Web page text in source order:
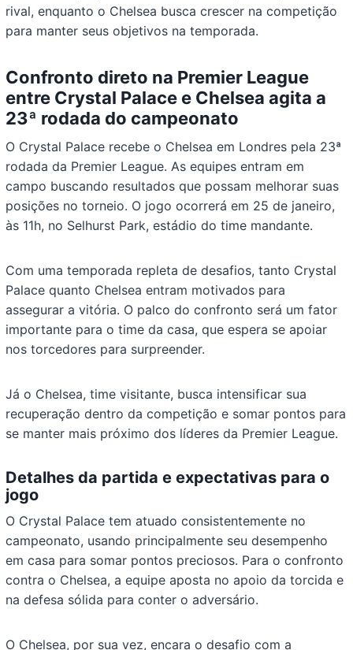
rival, enquanto o Chelsea busca crescer na competição
para manter seus objetivos na temporada.
Confronto direto na Premier League
entre Crystal Palace e Chelsea agita a
23ª rodada do campeonato
O Crystal Palace recebe o Chelsea em Londres pela 23ª
rodada da Premier League. As equipes entram em
campo buscando resultados que possam melhorar suas
posições no torneio. O jogo ocorrerá em 25 de janeiro,
às 11h, no Selhurst Park, estádio do time mandante.
Com uma temporada repleta de desafios, tanto Crystal
Palace quanto Chelsea entram motivados para
assegurar a vitória. O palco do confronto será um fator
importante para o time da casa, que espera se apoiar
nos torcedores para surpreender.
Já o Chelsea, time visitante, busca intensificar sua
recuperação dentro da competição e somar pontos para
se manter mais próximo dos líderes da Premier League.
Detalhes da partida e expectativas para o
jogo
O Crystal Palace tem atuado consistentemente no
campeonato, usando principalmente seu desempenho
em casa para somar pontos preciosos. Para o confronto
contra o Chelsea, a equipe aposta no apoio da torcida e
na defesa sólida para conter o adversário.
O Chelsea, por sua vez, encara o desafio com a